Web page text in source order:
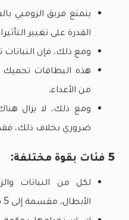
يتمتع فريق الزومبي
القدرة على تغيير
ومع ذلك، فإن
هذه البطاقات تحميك
من الأعداء.
ومع ذلك، لا يزال
ضروري بخلاف ذلك، فقد
5 فئات بقوة مختلفة:
لكل من النباتات
الأبطال، مقسمة إلى 5 فئات.